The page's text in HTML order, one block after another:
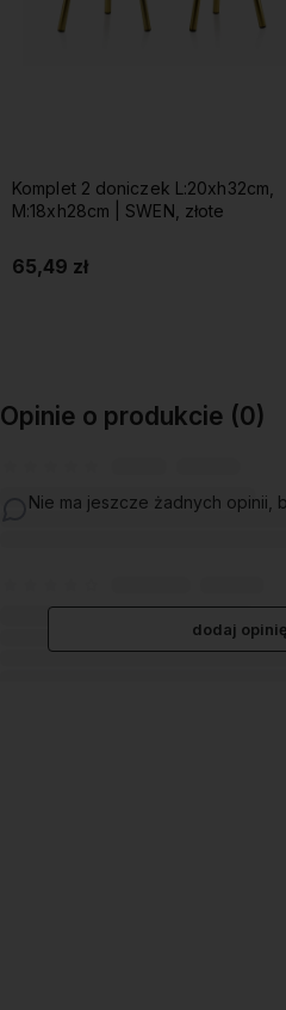
Komplet 2 doniczek L:20xh32cm,
M:18xh28cm | SWEN, złote
65,49 zł
Opinie o produkcie (0)
Nie ma jeszcze żadnych opinii,
dodaj opinię